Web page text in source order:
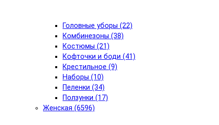
Головные уборы (22)
Комбинезоны (38)
Костюмы (21)
Кофточки и боди (41)
Крестильное (9)
Наборы (10)
Пеленки (34)
Ползунки (17)
Женская (6596)